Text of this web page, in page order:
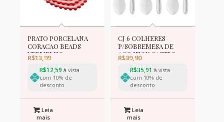
PRATO PORCELANA
CORACAO BEADS
VERMELHO 12x10x1cm
R$13,99
R$12,59 à vista
com 10% de
desconto
Leia
mais
CJ 6 COLHERES
P/SOBREMESA DE
ACO INOX GASTRO
13cm
R$39,90
R$35,91 à vista
com 10% de
desconto
Leia
mais